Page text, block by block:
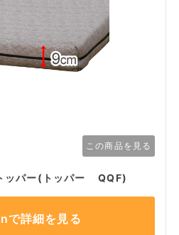
この商品を見る
ッパー(トッパー QQF)
で詳細を見る